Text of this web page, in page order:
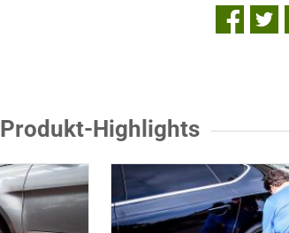
Produkt-Highlights